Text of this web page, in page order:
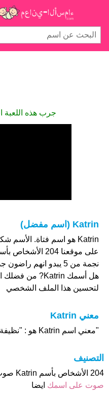
جرب هذه اللعبة
Katrin (اسم مفضل)
نجمة من 5 يبدو انهم راضون جدا. فى الخارج هذا أسم جيد تماما
هل أسمك Katrin? من فضلك اجب على
لتحسين هذا الملف الشخصي
معني Katrin
"معني اسم Katrin هو : "نظيفة ونقية
التصنيف
204 الأشخاص بأسم Katrin صوت على اسمائهم . من فضلك
صوت على اسمك ايضا